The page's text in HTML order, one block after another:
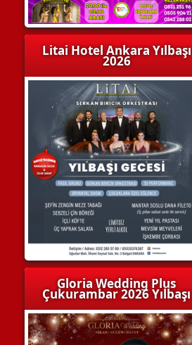
Litai Hotel Ankara Yılbaşı
2026
Gloria Wedding Plus
Çukurambar 2026 Yılbaşı